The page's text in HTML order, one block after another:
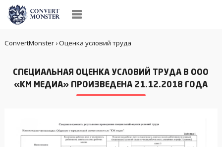
ConvertMonster›Оценка условий труда
СПЕЦИАЛЬНАЯ ОЦЕНКА УСЛОВИЙ ТРУДА В ООО
«КМ МЕДИА» ПРОИЗВЕДЕНА 21.12.2018 ГОДА